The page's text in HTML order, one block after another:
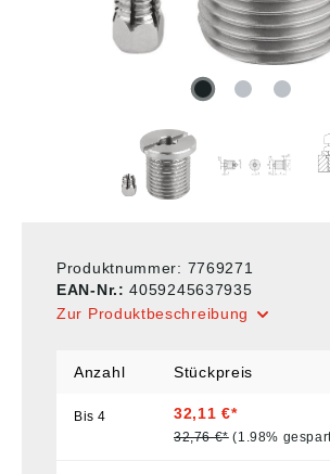
Produktnummer: 7769271
EAN-Nr.:4059245637935
Zur Produktbeschreibung
Anzahl Stückpreis
Bis4 32,11 €*
32,76 €* (1.98%